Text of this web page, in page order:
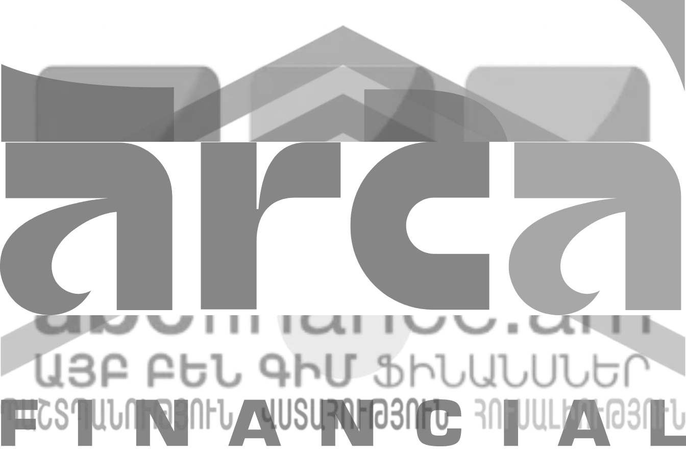
предъявить документ, удостоверяющий личность
указать контрольный (уникальный) номер быстрого перевода
подписать форму, подтверждающую получение перевода
В ходе транзакции банк предоставляет отправителю специальный контрольный номер, генерированный системой, который отправитель должен сообщить получателю. Перевод выплачивается
Общие условия осуществления переводов через системы быстрых денежных переводов (далее — Быстрые денежные переводы)։
Быстрые денежные переводы могут отправлять и получать как клиенты с банковским счетом, так и без него, физические лица старше 18 лет.
Независимо от валюты перевода, комиссия взимается с отправителя в драмах РА и рассчитывается по курсу Центрального банка РА на момент операции.
Для отправки быстрого денежного перевода необходимо:
предъявить документ, удостоверяющий личность
указать реквизиты получателя
подписать форму, подтверждающую перевод
оплатить сумму перевода и комиссию
Для получения быстрого денежного перевода необходимо:
предъявить документ, удостоверяющий личность
указать контрольный (уникальный) номер быстрого перевода
указать валюту и сумму перевода
подписать форму, подтверждающую получение перевода
Для клиентов, получающих переводы через системы быстрых денежных переводов, действуют следующие льготные обменные курсы:
Доллар США: курс безналичной покупки доллара США, действующий в Банке на момент операции + 2 драм РА
Евро: курс безналичной покупки евро, действующий в Банке на момент операции + 2 драм РА
Российский рубль: курс безналичной покупки российского рубля, действующий в Банке на момент операции + 0.05 драм РА
За каждый отправленный/оплаченный перевод банк предоставляет клиенту квитанцию, подтверждающую отправку/оплату перевода.
В соответствии с Законом РА «О борьбе с отмыванием денег и финансированием терроризма», в целях надлежащего изучения клиента Банк может на основании принципа «Знай своего
клиента» (Know Your Client, KYC) запрашивать у клиента дополнительные документы или иную информацию, а также задавать дополнительные вопросы в ходе устного общения.
Предоставление справки:Информация о счете, остатке на счете, операциях, совершенных с открытием или без открытия счета в отделениях банка, по электронной почте, через интернет/